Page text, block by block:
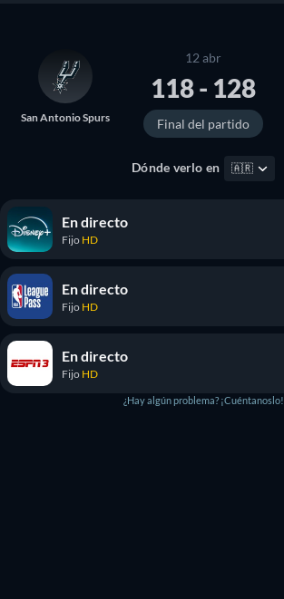
San Antonio Spurs
12 abr
118 - 128
Final del partido
Dónde verlo en 🇦🇷
En directo
Fijo HD
En directo
Fijo HD
En directo
Fijo HD
¿Hay algún problema? ¡Cuéntanoslo!